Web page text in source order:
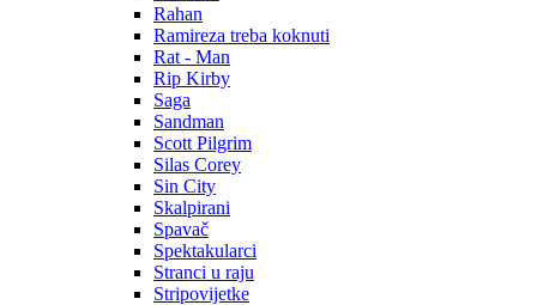
Rahan
Ramireza treba koknuti
Rat - Man
Rip Kirby
Saga
Sandman
Scott Pilgrim
Silas Corey
Sin City
Skalpirani
Spavač
Spektakularci
Stranci u raju
Stripovijetke